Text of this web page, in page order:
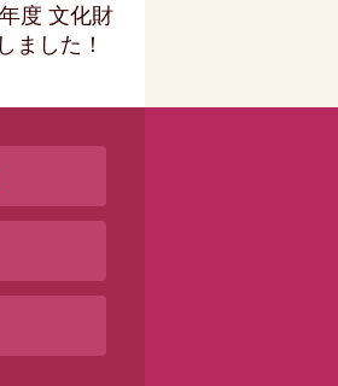
度 文化財
ました！